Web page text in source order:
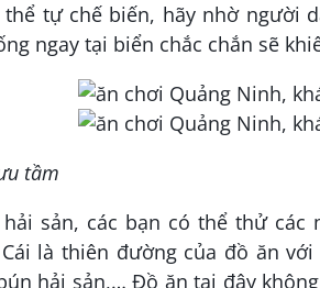
thể tự chế biến, hãy nhờ người
ngay tại biển chắc chắn sẽ
tầm
hải sản, các bạn có thể thử
là thiên đường của đồ ăn
hải sản,… Đồ ăn tại đây